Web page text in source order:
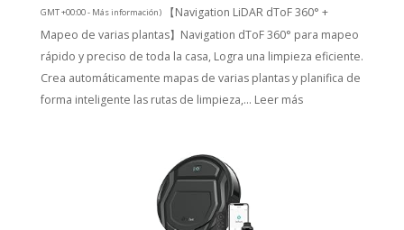
GMT +00:00 - Más información)
【Navigation LiDAR dToF 360° +
Mapeo de varias plantas】Navigation dToF 360° para mapeo
rápido y preciso de toda la casa, Logra una limpieza eficiente.
Crea automáticamente mapas de varias plantas y planifica de
forma inteligente las rutas de limpieza,... Leer más